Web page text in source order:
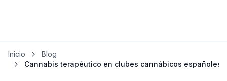
Inicio
Blog
Cannabis terapéutico en clubes cannábicos